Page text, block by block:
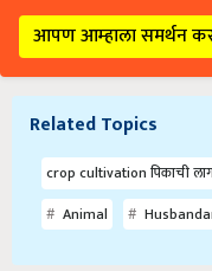
आपण आम्हाला समर्थन
Related Topics
crop cultivation पिकाची
Animal